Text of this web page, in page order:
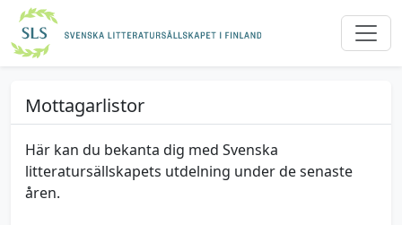
Mottagarlistor
Här kan du bekanta dig med Svenska
litteratursällskapets utdelning under de senaste
åren.